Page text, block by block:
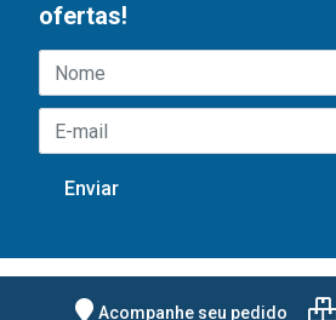
ofertas!
Acompanhe seu pedido